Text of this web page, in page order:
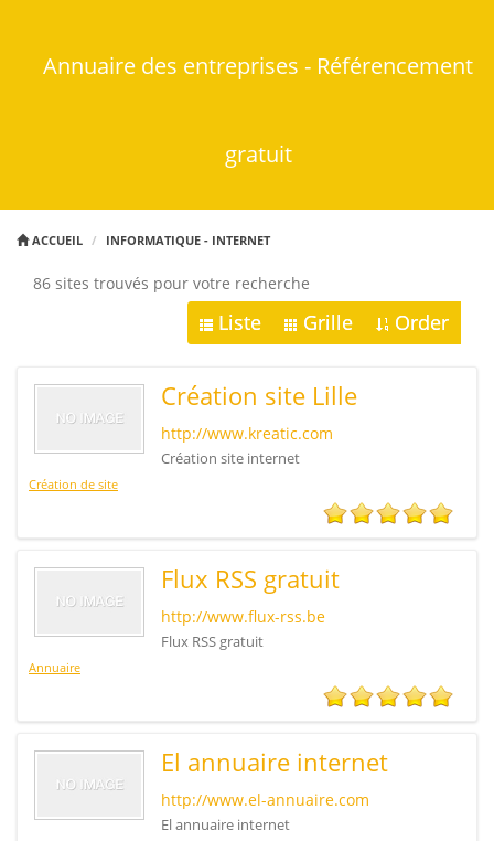
Annuaire des entreprises - Référencement
gratuit
ACCUEIL INFORMATIQUE - INTERNET
86 sites trouvés pour votre recherche
Liste Grille Order
Création site Lille
http://www.kreatic.com
Création site internet
Création de site
Flux RSS gratuit
http://www.flux-rss.be
Flux RSS gratuit
Annuaire
El annuaire internet
http://www.el-annuaire.com
El annuaire internet